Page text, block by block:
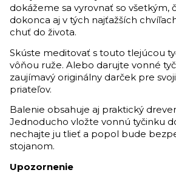
dokážeme sa vyrovnať so všetkým,
dokonca aj v tých najťažších
chuť do života.
Skúste meditovať s touto tlejúcou
vôňou ruže. Alebo darujte vonné
zaujímavý originálny darček pre
priateľov.
Balenie obsahuje aj praktický
Jednoducho vložte vonnú tyčinku
nechajte ju tlieť a popol bude
stojanom.
Upozornenie